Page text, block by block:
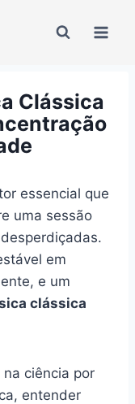
Clássica
essencial que
uma sessão
em
e um
clássica
ciência por
entender